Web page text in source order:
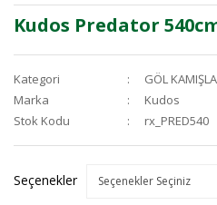
Kudos Predator
Kategori
GÖL
Marka
Kudos
Stok Kodu
rx_PRED540
Seçenekler